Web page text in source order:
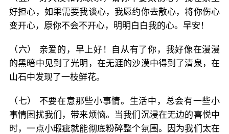
好担心，如果需要我谈心，我愿约你去散心，将你伤心
变开心，原你不会不开心，明明白白我的心。早安！
（六） 亲爱的，早上好！自从有了你，我好像在漫漫
的黑暗中见到了光明，在无涯的沙漠中得到了清泉，在
山石中发现了一枝鲜花。
（七） 不要在意那些小事情。生活中，总会有一些小
事情困扰我们，带来烦恼。当我们沉浸在无边的喜悦中
时，一点小瑕疵就能彻底粉碎整个氛围。因为我们太在